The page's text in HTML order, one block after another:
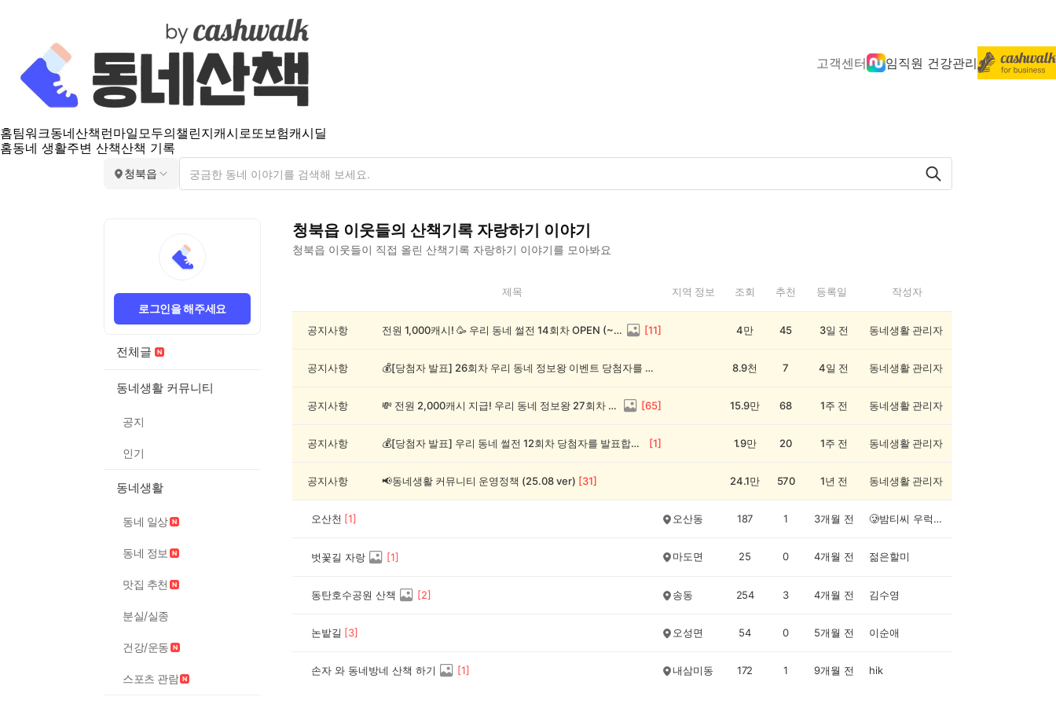
고객센터 임직원 건강관리
홈팀워크동네산책 런마일모두의챌린지캐시로또보험캐시딜
홈동네 생활주변 산책산책 기록
청북읍
로그인을 해주세요
전체글
동네생활 커뮤니티
공지
인기
동네생활
동네 일상
동네 정보
맛집 추천
분실/실종
건강/운동
스포츠 관람
청북읍 이웃들의 산책기록 자랑하기 이야기
청북읍 이웃들이 직접 올린 산책기록 자랑하기 이야기를 모아봐요
읍
록
제목 지역 정보 조회 추천 등록일 작성자
공지사항 전원 1,000캐시! 🥳 우리 동네 썰전 14회차 OPEN (~8/17) [11] 4만 45 3일 전 동네생활 관리자
공지사항 💰[당첨자 발표] 26회차 우리 동네 정보왕 이벤트 당첨자를 발표합니다! 8.9천 7 4일 전 동네생활 관리자
공지사항 💸 전원 2,000캐시 지급! 우리 동네 정보왕 27회차 (~8/10) [65] 15.9만 68 1주 전 동네생활 관리자
공지사항 💰[당첨자 발표] 우리 동네 썰전 12회차 당첨자를 발표합니다! [1] 1.9만 20 1주 전 동네생활 관리자
공지사항 📢동네생활 커뮤니티 운영정책 (25.08 ver) [31] 24.1만 570 1년 전 동네생활 관리자
오산천 [1] 오산동 187 1 3개월 전 🥲밤티씨 우럭이🐶
벗꽃길 자랑 [1] 마도면 25 0 4개월 전 젊은할미
동탄호수공원 산책 [2] 송동 254 3 4개월 전 김수영
논밭길 [3] 오성면 54 0 5개월 전 이순애
손자 와 동네방네 산책 하기 [1] 내삼미동 172 1 9개월 전 hik